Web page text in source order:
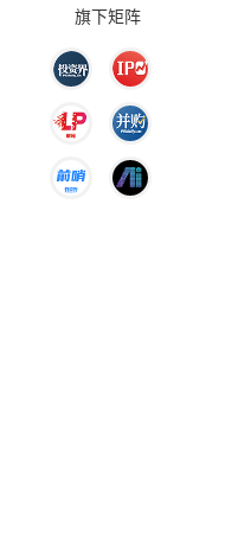
旗下矩阵